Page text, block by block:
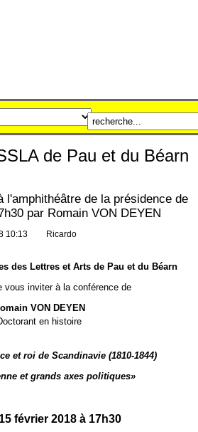
de Pau et du Béarn
l'amphithéâtre de la présidence de
par Romain VON DEYEN
10:13
Ricardo
des Lettres et Arts de Pau et du Béarn
vous inviter à la conférence de
VON DEYEN
en histoire
et roi de Scandinavie (1810-1844)
et grands axes politiques»
février 2018 à 17h30